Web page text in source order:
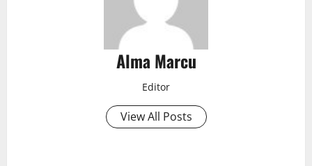
Alma Marcu
Editor
View All Posts